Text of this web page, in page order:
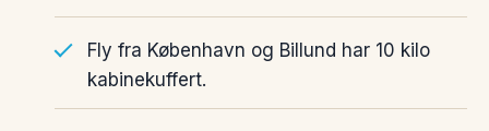
Fly fra København og Billund har 10 kilo
kabinekuffert.